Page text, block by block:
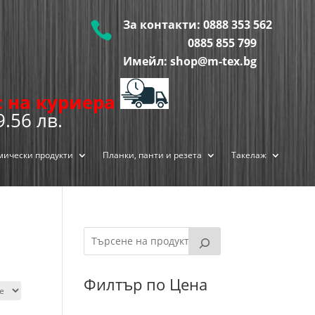
 За контакти:0888 353 562
0885 855799
Имейл: shop@m-tex.bg
на куриера
лв.
продукти Планки, панти и резета Такелаж
Филтър по Цена